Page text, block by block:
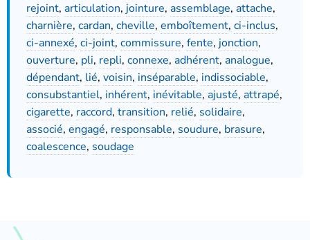
rejoint, articulation, jointure, assemblage, attache,
charnière, cardan, cheville, emboîtement, ci-inclus,
ci-annexé, ci-joint, commissure, fente, jonction,
ouverture, pli, repli, connexe, adhérent, analogue,
dépendant, lié, voisin, inséparable, indissociable,
consubstantiel, inhérent, inévitable, ajusté, attrapé,
cigarette, raccord, transition, relié, solidaire,
associé, engagé, responsable, soudure, brasure,
coalescence, soudage